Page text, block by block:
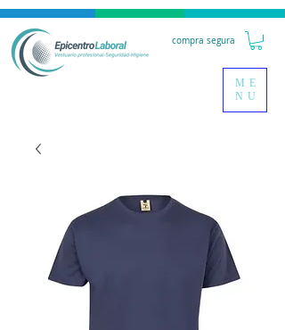
compra segura
ME
NU